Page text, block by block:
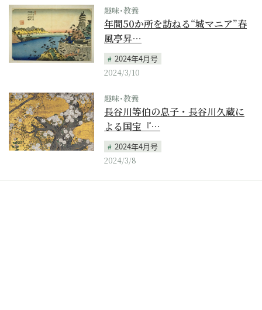
趣味･教養
年間50か所を訪ねる“城マニア”春
風亭昇…
2024年4月号
2024/3/10
趣味･教養
長谷川等伯の息子・長谷川久蔵に
よる国宝『…
2024年4月号
2024/3/8